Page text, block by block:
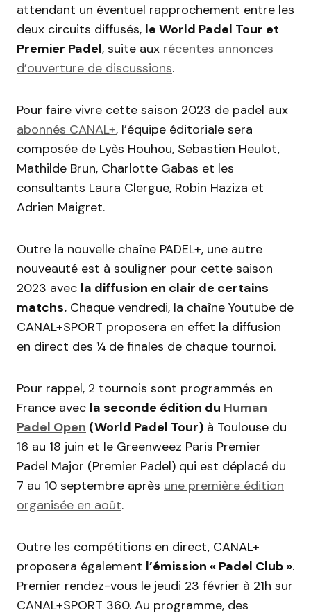
attendant un éventuel rapprochement entre les
deux circuits diffusés, le World Padel Tour et
Premier Padel, suite aux récentes annonces
d’ouverture de discussions.
Pour faire vivre cette saison 2023 de padel aux
abonnés CANAL+, l’équipe éditoriale sera
composée de Lyès Houhou, Sebastien Heulot,
Mathilde Brun, Charlotte Gabas et les
consultants Laura Clergue, Robin Haziza et
Adrien Maigret.
Outre la nouvelle chaîne PADEL+, une autre
nouveauté est à souligner pour cette saison
2023 avec la diffusion en clair de certains
matchs. Chaque vendredi, la chaîne Youtube de
CANAL+SPORT proposera en effet la diffusion
en direct des ¼ de finales de chaque tournoi.
Pour rappel, 2 tournois sont programmés en
France avec la seconde édition du Human
Padel Open (World Padel Tour) à Toulouse du
16 au 18 juin et le Greenweez Paris Premier
Padel Major (Premier Padel) qui est déplacé du
7 au 10 septembre après une première édition
organisée en août.
Outre les compétitions en direct, CANAL+
proposera également l’émission « Padel Club ».
Premier rendez-vous le jeudi 23 février à 21h sur
CANAL+SPORT 360. Au programme, des